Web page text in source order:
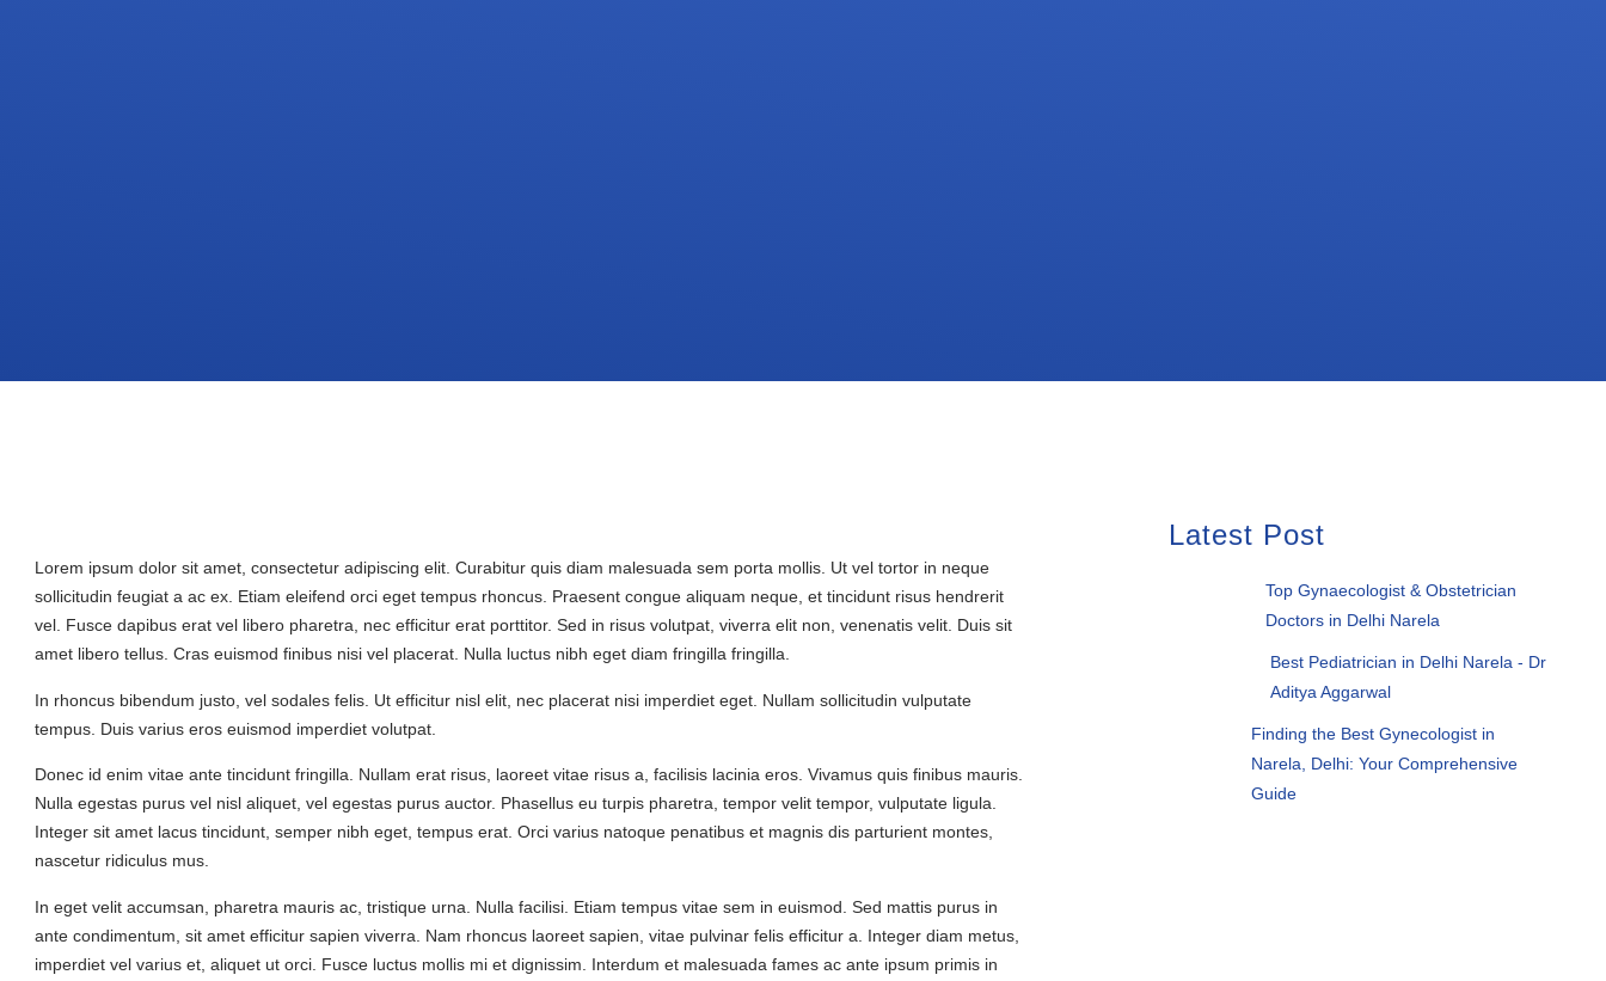
Lorem ipsum dolor sit amet, consectetur adipiscing elit. Curabitur quis diam malesuada sem porta mollis. Ut vel tortor in neque
sollicitudin feugiat a ac ex. Etiam eleifend orci eget tempus rhoncus. Praesent congue aliquam neque, et tincidunt risus hendrerit
vel. Fusce dapibus erat vel libero pharetra, nec efficitur erat porttitor. Sed in risus volutpat, viverra elit non, venenatis velit. Duis sit
amet libero tellus. Cras euismod finibus nisi vel placerat. Nulla luctus nibh eget diam fringilla fringilla.
In rhoncus bibendum justo, vel sodales felis. Ut efficitur nisl elit, nec placerat nisi imperdiet eget. Nullam sollicitudin vulputate
tempus. Duis varius eros euismod imperdiet volutpat.
Donec id enim vitae ante tincidunt fringilla. Nullam erat risus, laoreet vitae risus a, facilisis lacinia eros. Vivamus quis finibus mauris.
Nulla egestas purus vel nisl aliquet, vel egestas purus auctor. Phasellus eu turpis pharetra, tempor velit tempor, vulputate ligula.
Integer sit amet lacus tincidunt, semper nibh eget, tempus erat. Orci varius natoque penatibus et magnis dis parturient montes,
nascetur ridiculus mus.
In eget velit accumsan, pharetra mauris ac, tristique urna. Nulla facilisi. Etiam tempus vitae sem in euismod. Sed mattis purus in
ante condimentum, sit amet efficitur sapien viverra. Nam rhoncus laoreet sapien, vitae pulvinar felis efficitur a. Integer diam metus,
imperdiet vel varius et, aliquet ut orci. Fusce luctus mollis mi et dignissim. Interdum et malesuada fames ac ante ipsum primis in
Latest Post
Top Gynaecologist & Obstetrician
Doctors in Delhi Narela
Best Pediatrician in Delhi Narela - Dr
Aditya Aggarwal
Finding the Best Gynecologist in
Narela, Delhi: Your Comprehensive
Guide